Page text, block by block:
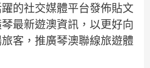
的社交媒體平台發佈貼文
最新遊澳資訊，以更好向
客，推廣琴澳聯線旅遊體